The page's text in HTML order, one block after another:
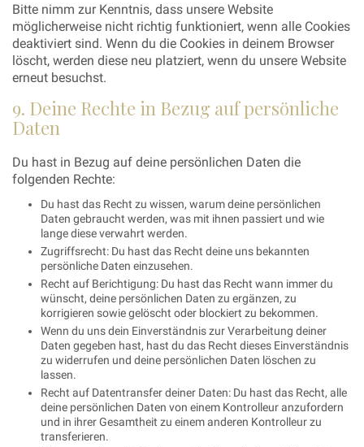
Bitte nimm zur Kenntnis, dass unsere Website
möglicherweise nicht richtig funktioniert, wenn alle Cookies
deaktiviert sind. Wenn du die Cookies in deinem Browser
löscht, werden diese neu platziert, wenn du unsere Website
erneut besuchst.
9. Deine Rechte in Bezug auf persönliche
Daten
Du hast in Bezug auf deine persönlichen Daten die
folgenden Rechte:
Du hast das Recht zu wissen, warum deine persönlichen
Daten gebraucht werden, was mit ihnen passiert und wie
lange diese verwahrt werden.
Zugriffsrecht: Du hast das Recht deine uns bekannten
persönliche Daten einzusehen.
Recht auf Berichtigung: Du hast das Recht wann immer du
wünscht, deine persönlichen Daten zu ergänzen, zu
korrigieren sowie gelöscht oder blockiert zu bekommen.
Wenn du uns dein Einverständnis zur Verarbeitung deiner
Daten gegeben hast, hast du das Recht dieses Einverständnis
zu widerrufen und deine persönlichen Daten löschen zu
lassen.
Recht auf Datentransfer deiner Daten: Du hast das Recht, alle
deine persönlichen Daten von einem Kontrolleur anzufordern
und in ihrer Gesamtheit zu einem anderen Kontrolleur zu
transferieren.